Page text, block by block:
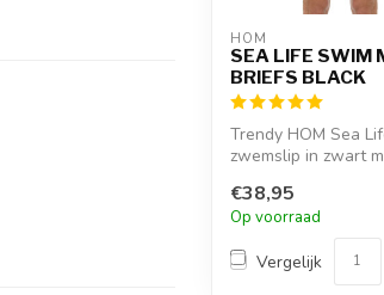
HOM
SEA LIFE SWIM
BRIEFS BLACK
Trendy HOM Sea
zwemslip in zwart
uitgesneden t...
€38,95
Op voorraad
Vergelijk